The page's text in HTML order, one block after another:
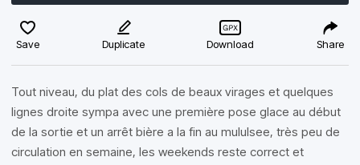
Save Duplicate Download Share
Tout niveau, du plat des cols de beaux virages et quelques
lignes droite sympa avec une première pose glace au début
de la sortie et un arrêt bière a la fin au mululsee, très peu de
circulation en semaine, les weekends reste correct et